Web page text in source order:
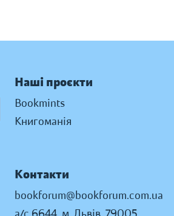
Наші проєкти
Bookmints
Книгоманія
Контакти
bookforum@bookforum.com.ua